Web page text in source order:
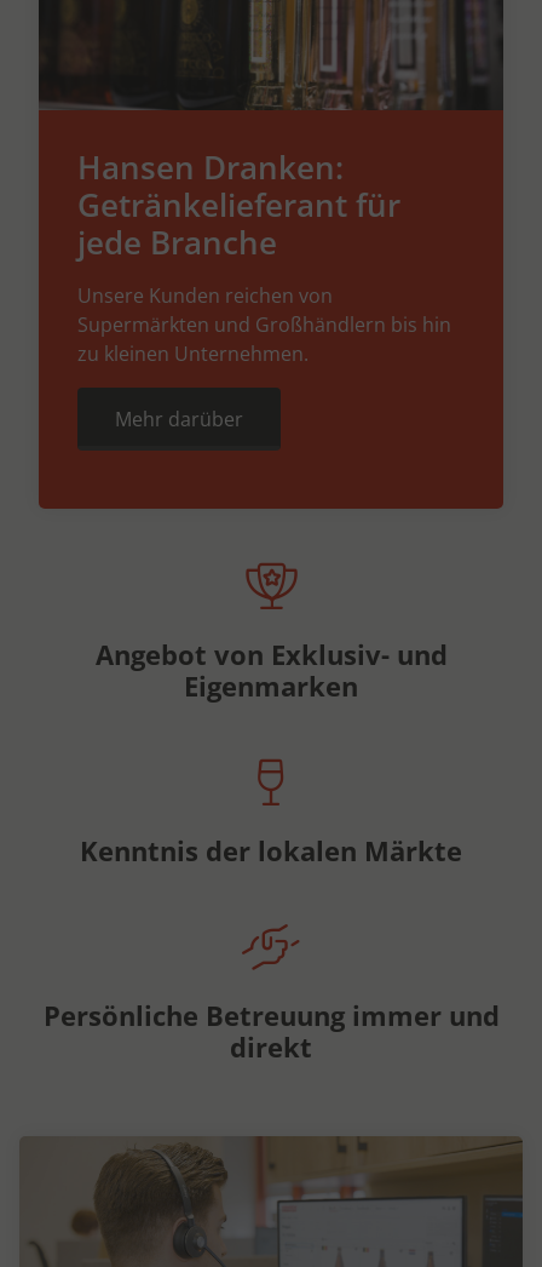
Hansen Dranken:
Getränkelieferant für
jede Branche
Unsere Kunden reichen von
Supermärkten und Großhändlern bis hin
zu kleinen Unternehmen.
Mehr darüber
Angebot von Exklusiv- und
Eigenmarken
Kenntnis der lokalen Märkte
Persönliche Betreuung immer und
direkt